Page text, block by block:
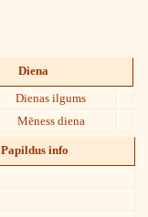
Diena
Dienas ilgums
Mēness diena
Papildus info